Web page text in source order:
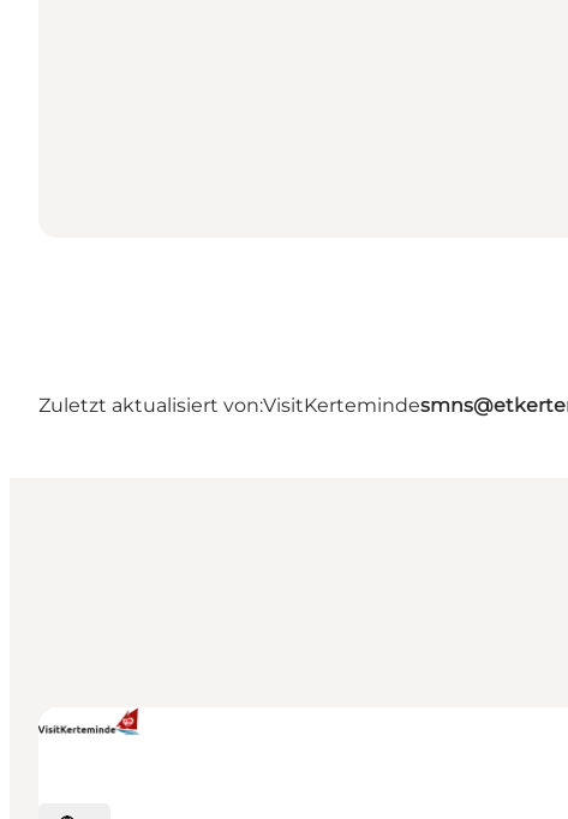
Zuletzt aktualisiert von:VisitKerteminde